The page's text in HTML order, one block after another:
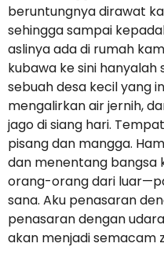
beruntungnya dirawat
sehingga sampai
aslinya ada di rumah
kubawa ke sini hanyalah
sebuah desa kecil yang
mengalirkan air jernih,
jago di siang hari.
pisang dan mangga.
dan menentang bangsa
orang-orang dari
sana. Aku penasaran
penasaran dengan
akan menjadi semacam